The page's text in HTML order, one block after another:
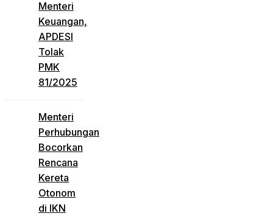
Menteri
Keuangan,
APDESI
Tolak
PMK
81/2025
Menteri
Perhubungan
Bocorkan
Rencana
Kereta
Otonom
di IKN